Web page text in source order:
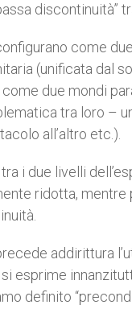
discontinuità”
come
(unificata dal
due mondi
tra loro –
all’altro etc.).
i due livelli
ridotta, mentre
addirittura
esprime
definito